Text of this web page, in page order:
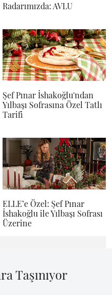
Radarımızda: AVLU
Şef Pınar İshakoğlu'ndan
Yılbaşı Sofrasına Özel Tatlı
Tarifi
ELLE’e Özel: Şef Pınar
İshakoğlu ile Yılbaşı Sofrası
Üzerine
Taşınıyor